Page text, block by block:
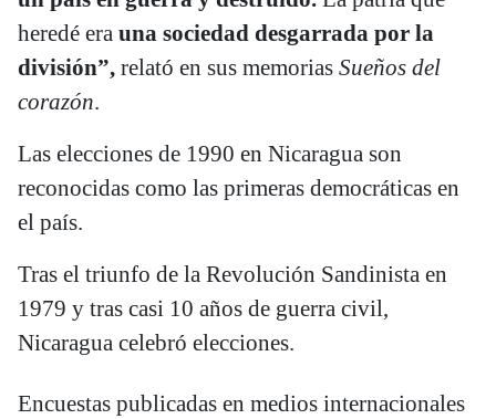
heredé era una sociedad desgarrada por la
división”, relató en sus memorias Sueños del
corazón.
Las elecciones de 1990 en Nicaragua son
reconocidas como las primeras democráticas en
el país.
Tras el triunfo de la Revolución Sandinista en
1979 y tras casi 10 años de guerra civil,
Nicaragua celebró elecciones.
Encuestas publicadas en medios internacionales